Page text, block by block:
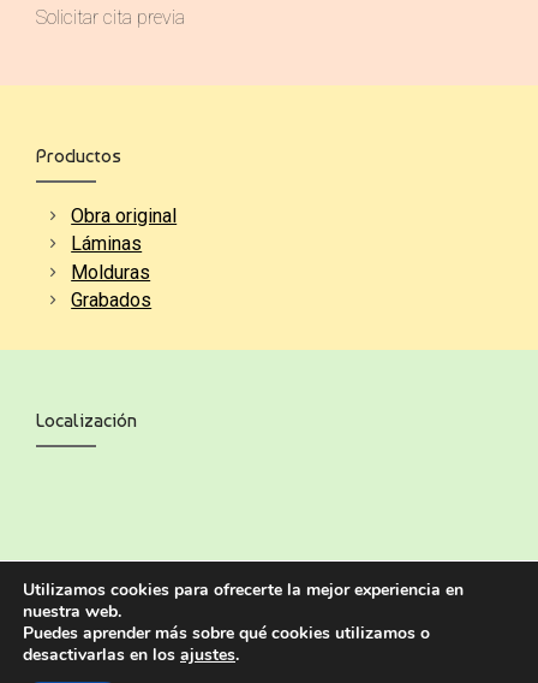
Solicitar cita previa
Productos
Obra original
Láminas
Molduras
Grabados
Localización
Utilizamos cookies para ofrecerte la mejor experiencia en
nuestra web.
Puedes aprender más sobre qué cookies utilizamos o
desactivarlas en los ajustes.